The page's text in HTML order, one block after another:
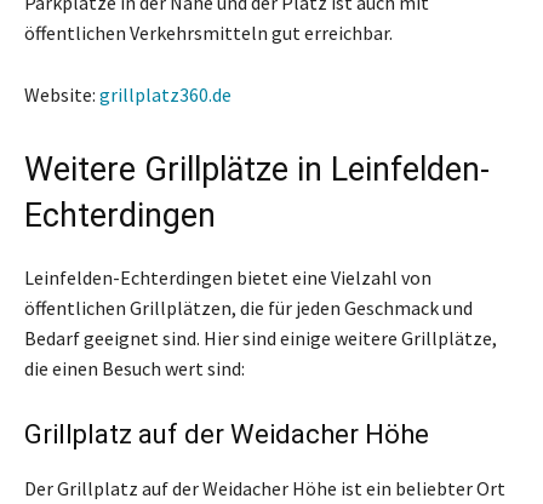
öffentlichen Verkehrsmitteln gut erreichbar.
Website: grillplatz360.de
Weitere Grillplätze in Leinfelden-
Echterdingen
Leinfelden-Echterdingen bietet eine Vielzahl von
öffentlichen Grillplätzen, die für jeden Geschmack und
Bedarf geeignet sind. Hier sind einige weitere Grillplätze,
die einen Besuch wert sind:
Grillplatz auf der Weidacher Höhe
Der Grillplatz auf der Weidacher Höhe ist ein beliebter Ort